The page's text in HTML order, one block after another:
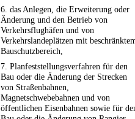
6. das Anlegen, die Erweiterung oder
Änderung und den Betrieb von
Verkehrsflughäfen und von
Verkehrslandeplätzen mit
Bauschutzbereich,
7. Planfeststellungsverfahren für den
Bau oder die Änderung der Strecken
von Straßenbahnen,
Magnetschwebebahnen und von
öffentlichen Eisenbahnen sowie für